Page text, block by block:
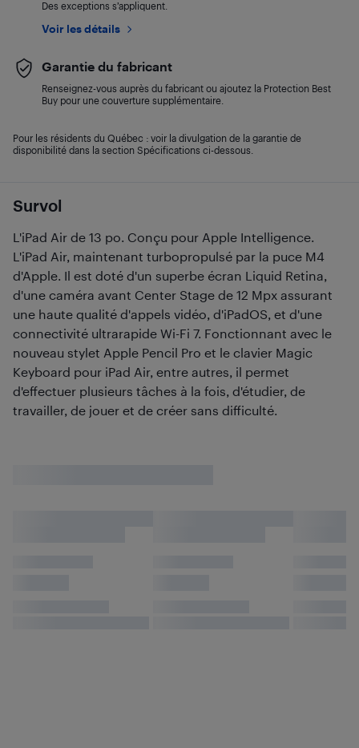
Survol
L'iPad Air de 13 po. Conçu pour Apple Intelligence.
L'iPad Air, maintenant turbopropulsé par la puce M4
d'Apple. Il est doté d'un superbe écran Liquid Retina,
d'une caméra avant Center Stage de 12 Mpx assurant
une haute qualité d'appels vidéo, d'iPadOS, et d'une
connectivité ultrarapide Wi-Fi 7. Fonctionnant avec le
nouveau stylet Apple Pencil Pro et le clavier Magic
Keyboard pour iPad Air, entre autres, il permet
d'effectuer plusieurs tâches à la fois, d'étudier, de
travailler, de jouer et de créer sans difficulté.
Des exceptions s’appliquent.
Voir les détails
Garantie du fabricant
Renseignez-vous auprès du fabricant ou ajoutez la Protection Best
Buy pour une couverture supplémentaire.
Pour les résidents du Québec : voir la divulgation de la garantie de
disponibilité dans la section Spécifications ci-dessous.